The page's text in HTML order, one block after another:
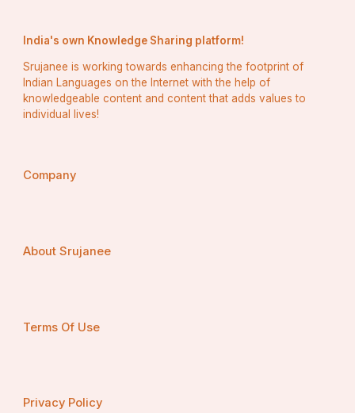
India's own Knowledge Sharing platform!
Srujanee is working towards enhancing the footprint of
Indian Languages on the Internet with the help of
knowledgeable content and content that adds values to
individual lives!
Company
About Srujanee
Terms Of Use
Privacy Policy